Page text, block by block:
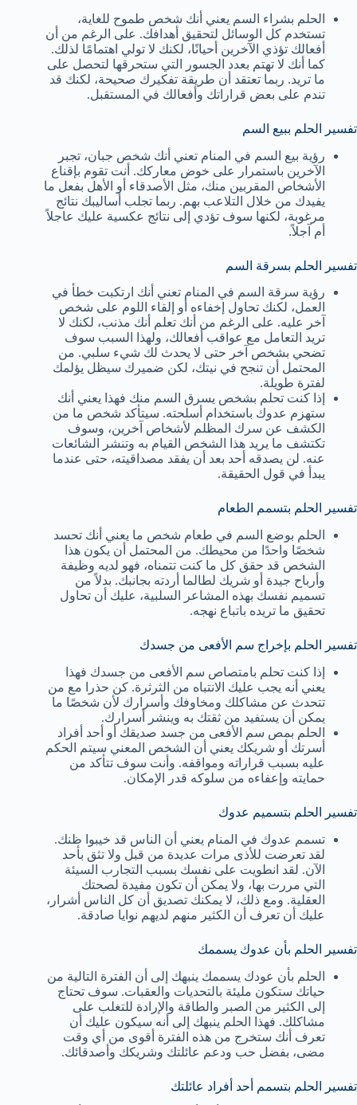
الحلم بشراء السم يعني أنك شخص طموح للغاية،
تستخدم كل الوسائل لتحقيق أهدافك. على الرغم من أن
أفعالك تؤذي الآخرين أحيانًا، لكنك لا تولي اهتمامًا لذلك.
كما أنك لا تهتم بعدد الجسور التي ستحرقها لتحصل على
ما تريد. ربما تعتقد أن طريقة تفكيرك صحيحة، لكنك قد
تندم على بعض قراراتك وأفعالك في المستقبل.
تفسير الحلم ببيع السم
رؤية بيع السم في المنام تعني أنك شخص جبان، تجبر
الآخرين باستمرار على خوض معاركك. أنت تقوم بإقناع
الأشخاص المقربين منك، مثل الأصدقاء أو الأهل بفعل ما
يفيدك من خلال التلاعب بهم. ربما تجلب أساليبك نتائج
مرغوبة، لكنها سوف تؤدي إلى نتائج عكسية عليك عاجلاً
أم آجلاً.
تفسير الحلم بسرقة السم
رؤية سرقة السم في المنام تعني أنك ارتكبت خطأ في
العمل، لكنك تحاول إخفاءه أو إلقاء اللوم على شخص
آخر عليه. على الرغم من أنك تعلم أنك مذنب، لكنك لا
تريد التعامل مع عواقب أفعالك، ولهذا السبب سوف
تضحي بشخص آخر حتى لا يحدث لك شيء سلبي. من
المحتمل أن تنجح في نيتك، لكن ضميرك سيظل يؤلمك
لفترة طويلة.
إذا كنت تحلم بشخص يسرق السم منك فهذا يعني أنك
ستهزم عدوك باستخدام أسلحته. سيتأكد شخص ما من
الكشف عن سرك المظلم لأشخاص آخرين، وسوف
تكتشف ما يريد هذا الشخص القيام به وتنشر الشائعات
عنه. لن يصدقه أحد بعد أن يفقد مصداقيته، حتى عندما
يبدأ في قول الحقيقة.
تفسير الحلم بتسمم الطعام
الحلم بوضع السم في طعام شخص ما يعني أنك تحسد
شخصًا واحدًا من محيطك. من المحتمل أن يكون هذا
الشخص قد حقق كل ما كنت تتمناه، فهو لديه وظيفة
وأرباح جيدة أو شريك لطالما أردته بجانبك. بدلاً من
تسميم نفسك بهذه المشاعر السلبية، عليك أن تحاول
تحقيق ما تريده باتباع نهجه.
تفسير الحلم بإخراج سم الأفعى من جسدك
إذا كنت تحلم بامتصاص سم الأفعى من جسدك فهذا
يعني أنه يجب عليك الانتباه من الثرثرة. كن حذرا مع من
تتحدث عن مشاكلك ومخاوفك وأسرارك لأن شخصًا ما
يمكن أن يستفيد من ثقتك به وينشر أسرارك.
الحلم بمص سم الأفعى من جسد صديقك أو أحد أفراد
أسرتك أو شريكك يعني أن الشخص المعني سيتم الحكم
عليه بسبب قراراته ومواقفه. وأنت سوف تتأكد من
حمايته وإعفاءه من سلوكه قدر الإمكان.
تفسير الحلم بتسميم عدوك
تسمم عدوك في المنام يعني أن الناس قد خيبوا ظنك.
لقد تعرضت للأذى مرات عديدة من قبل ولا تثق بأحد
الآن. لقد انطويت على نفسك بسبب التجارب السيئة
التي مررت بها، ولا يمكن أن تكون مفيدة لصحتك
العقلية. ومع ذلك، لا يمكنك تصديق أن كل الناس أشرار،
عليك أن تعرف أن الكثير منهم لديهم نوايا صادقة.
تفسير الحلم بأن عدوك يسممك
الحلم بأن عودك يسممك ينبهك إلى أن الفترة التالية من
حياتك ستكون مليئة بالتحديات والعقبات. سوف تحتاج
إلى الكثير من الصبر والطاقة والإرادة للتغلب على
مشاكلك. فهذا الحلم ينبهك إلى أنه سيكون عليك أن
تعرف أنك ستخرج من هذه الفترة أقوى من أي وقت
مضى، بفضل حب ودعم عائلتك وشريكك وأصدقائك.
تفسير الحلم بتسمم أحد أفراد عائلتك